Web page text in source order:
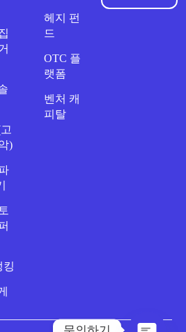
)
킹
헤지 펀
드
OTC 플
랫폼
벤처 캐
피탈